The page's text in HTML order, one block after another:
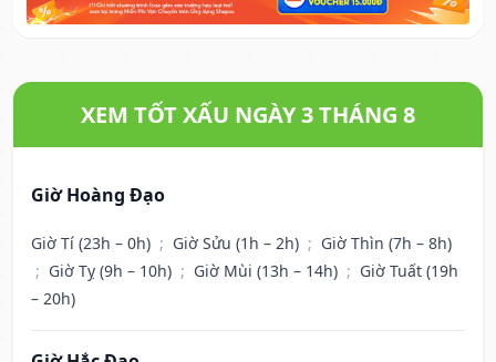
XEM TỐT XẤU NGÀY 3 THÁNG 8
Giờ Hoàng Đạo
Giờ Tí (23h – 0h) ; Giờ Sửu (1h – 2h) ; Giờ Thìn (7h – 8h)
; Giờ Tỵ (9h – 10h) ; Giờ Mùi (13h – 14h) ; Giờ Tuất (19h
– 20h)